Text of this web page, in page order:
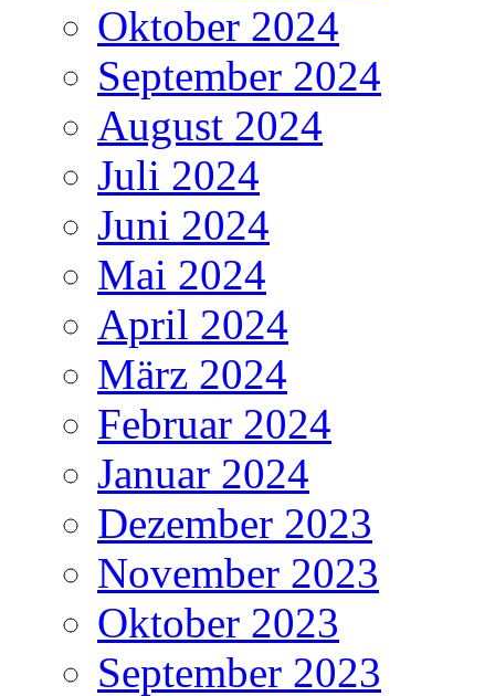
Oktober 2024
September 2024
August 2024
Juli 2024
Juni 2024
Mai 2024
April 2024
März 2024
Februar 2024
Januar 2024
Dezember 2023
November 2023
Oktober 2023
September 2023